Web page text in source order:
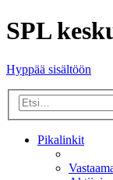
SPL
Hyppää sisältöön
Pikalinkit